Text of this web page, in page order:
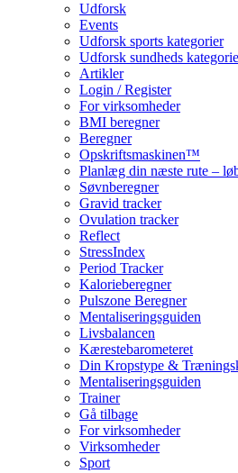
Udforsk
Events
Udforsk sports kategorier
Udforsk sundheds
Artikler
Login / Register
For virksomheder
BMI beregner
Beregner
Opskriftsmaskinen™
Planlæg din næste rute –
Søvnberegner
Gravid tracker
Ovulation tracker
Reflect
StressIndex
Period Tracker
Kalorieberegner
Pulszone Beregner
Mentaliseringsguiden
Livsbalancen
Kærestebarometeret
Din Kropstype &
Mentaliseringsguiden
Trainer
Gå tilbage
For virksomheder
Virksomheder
Sport